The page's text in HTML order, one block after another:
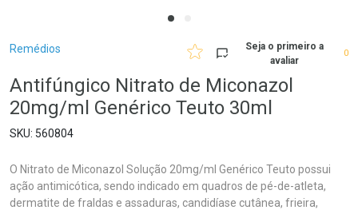
Breadcrumb
Remédios
Seja o primeiro a
avaliar
0
Antifúngico Nitrato de Miconazol
20mg/ml Genérico Teuto 30ml
560804
O Nitrato de Miconazol Solução 20mg/ml Genérico Teuto possui
ação antimicótica, sendo indicado em quadros de pé-de-atleta,
dermatite de fraldas e assaduras, candidíase cutânea, frieira,